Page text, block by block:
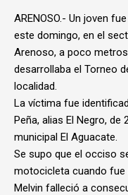
ARENOSO.- Un joven
este domingo, en el
Arenoso, a poco
desarrollaba el Torneo
localidad.
La víctima fue
Peña, alias El Negro,
municipal El Aguacate.
Se supo que el occiso
motocicleta cuando fue
Melvin falleció a